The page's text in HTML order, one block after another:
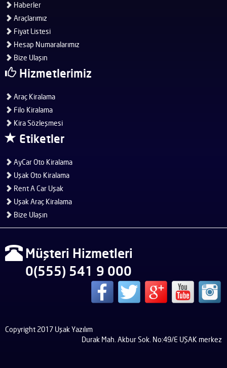
Haberler
Araçlarımız
Fiyat Listesi
Hesap Numaralarımız
Bize Ulaşın
Hizmetlerimiz
Araç Kiralama
Filo Kiralama
Kira Sözleşmesi
Etiketler
AyCar Oto Kiralama
Uşak Oto Kiralama
Rent A Car Uşak
Uşak Araç Kiralama
Bize Ulaşın
Müşteri Hizmetleri
0(555) 541 9 000
Copyright 2017 Uşak Yazılım
Durak Mah. Akbur Sok. No:49/E UŞAK merkez